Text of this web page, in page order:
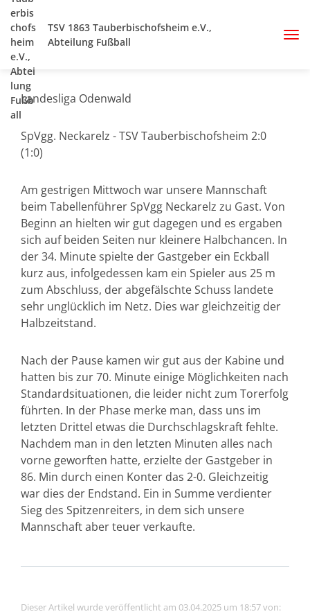
TSV 1863 Tauberbischofsheim e.V.,
Abteilung Fußball
Landesliga Odenwald
SpVgg. Neckarelz - TSV Tauberbischofsheim 2:0
(1:0)
Am gestrigen Mittwoch war unsere Mannschaft
beim Tabellenführer SpVgg Neckarelz zu Gast. Von
Beginn an hielten wir gut dagegen und es ergaben
sich auf beiden Seiten nur kleinere Halbchancen. In
der 34. Minute spielte der Gastgeber ein Eckball
kurz aus, infolgedessen kam ein Spieler aus 25 m
zum Abschluss, der abgefälschte Schuss landete
sehr unglücklich im Netz. Dies war gleichzeitig der
Halbzeitstand.
Nach der Pause kamen wir gut aus der Kabine und
hatten bis zur 70. Minute einige Möglichkeiten nach
Standardsituationen, die leider nicht zum Torerfolg
führten. In der Phase merke man, dass uns im
letzten Drittel etwas die Durchschlagskraft fehlte.
Nachdem man in den letzten Minuten alles nach
vorne geworften hatte, erzielte der Gastgeber in
86. Min durch einen Konter das 2-0. Gleichzeitig
war dies der Endstand. Ein in Summe verdienter
Sieg des Spitzenreiters, in dem sich unsere
Mannschaft aber teuer verkaufte.
Dieser Artikel wurde veröffentlicht am 03.04.2025 um 18:57 von: